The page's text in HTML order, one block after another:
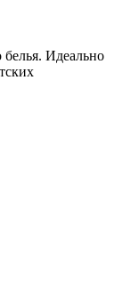
белья. Идеально